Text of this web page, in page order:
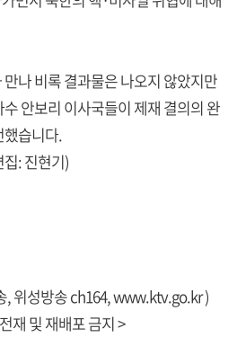
나 비록 결과물은 나오지 않았지만
안보리 이사국들이 제재 결의의 완
습니다.
: 진현기)
, 위성방송 ch164,www.ktv.go.kr)
재 및 재배포 금지 >